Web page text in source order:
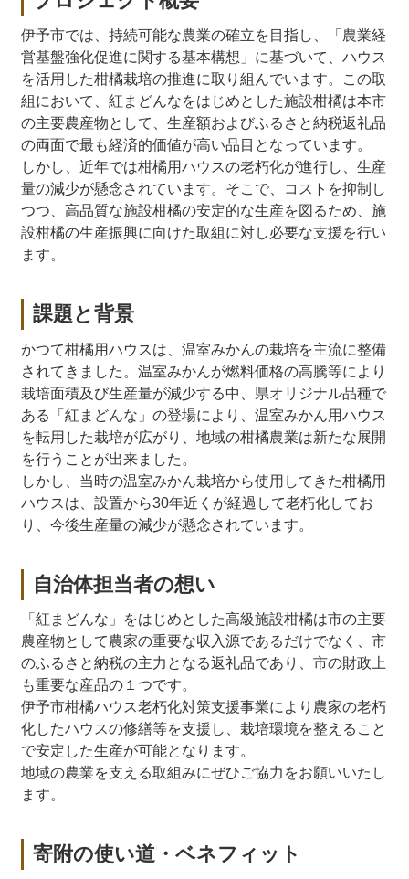
伊予市では、持続可能な農業の確立を目指し、「農業経
営基盤強化促進に関する基本構想」に基づいて、ハウス
を活用した柑橘栽培の推進に取り組んでいます。この取
組において、紅まどんなをはじめとした施設柑橘は本市
の主要農産物として、生産額およびふるさと納税返礼品
の両面で最も経済的価値が高い品目となっています。
しかし、近年では柑橘用ハウスの老朽化が進行し、生産
量の減少が懸念されています。そこで、コストを抑制し
つつ、高品質な施設柑橘の安定的な生産を図るため、施
設柑橘の生産振興に向けた取組に対し必要な支援を行い
ます。
課題と背景
かつて柑橘用ハウスは、温室みかんの栽培を主流に整備
されてきました。温室みかんが燃料価格の高騰等により
栽培面積及び生産量が減少する中、県オリジナル品種で
ある「紅まどんな」の登場により、温室みかん用ハウス
を転用した栽培が広がり、地域の柑橘農業は新たな展開
を行うことが出来ました。
しかし、当時の温室みかん栽培から使用してきた柑橘用
ハウスは、設置から30年近くが経過して老朽化してお
り、今後生産量の減少が懸念されています。
自治体担当者の想い
「紅まどんな」をはじめとした高級施設柑橘は市の主要
農産物として農家の重要な収入源であるだけでなく、市
のふるさと納税の主力となる返礼品であり、市の財政上
も重要な産品の１つです。
伊予市柑橘ハウス老朽化対策支援事業により農家の老朽
化したハウスの修繕等を支援し、栽培環境を整えること
で安定した生産が可能となります。
地域の農業を支える取組みにぜひご協力をお願いいたし
ます。
寄附の使い道・ベネフィット